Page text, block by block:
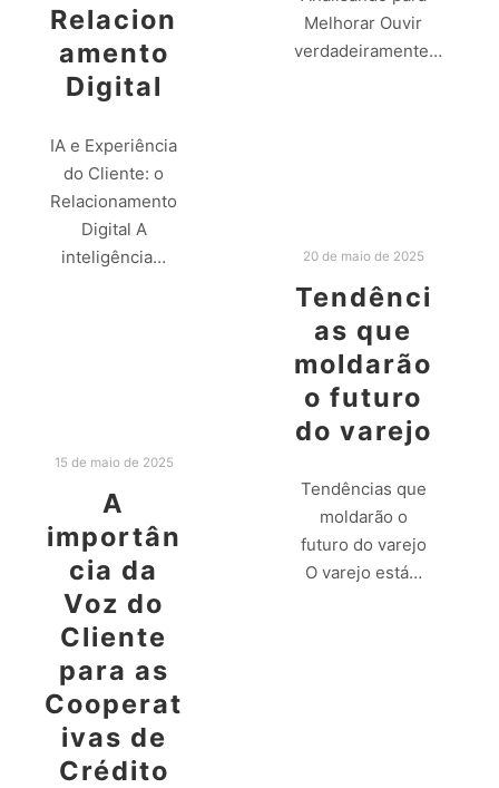
Melhorar Ouvir
verdadeiramente…
Relacion
amento
Digital
IA e Experiência
do Cliente: o
Relacionamento
Digital A
inteligência…
20 de maio de 2025
Tendênci
as que
moldarão
o futuro
do varejo
Tendências que
moldarão o
futuro do varejo
O varejo está…
15 de maio de 2025
A
importân
cia da
Voz do
Cliente
para as
Cooperat
ivas de
Crédito